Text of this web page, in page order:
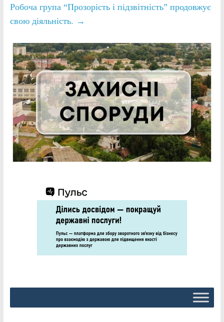
Робоча група “Прозорість і підзвітність” продовжує
свою діяльність. →